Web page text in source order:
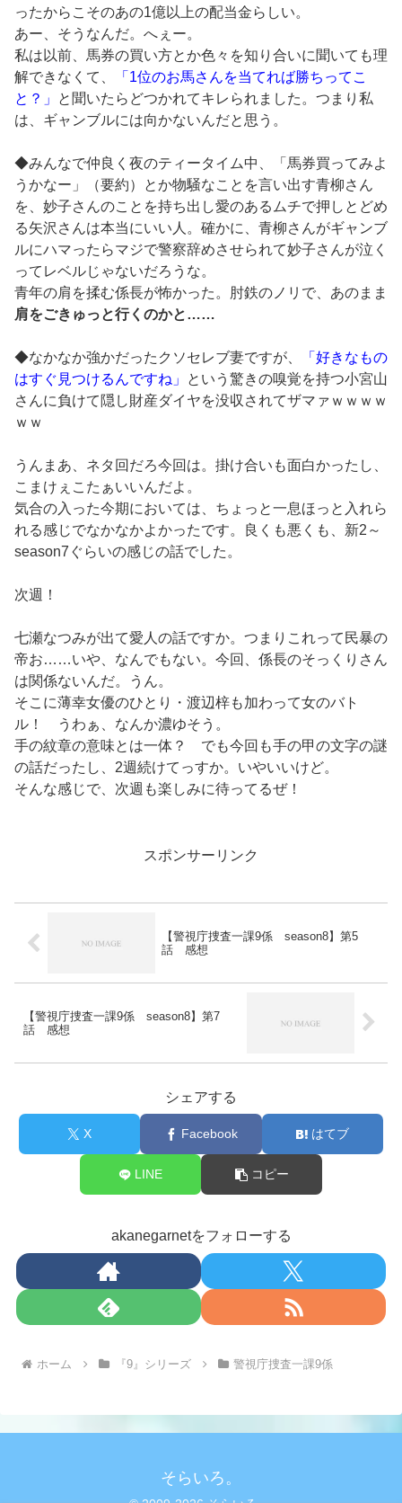
ったからこそのあの1億以上の配当金らしい。
あー、そうなんだ。へぇー。
私は以前、馬券の買い方とか色々を知り合いに聞いても理
解できなくて、
「1位のお馬さんを当てれば勝ちってこ
と？」
と聞いたらどつかれてキレられました。つまり私
は、ギャンブルには向かないんだと思う。
◆みんなで仲良く夜のティータイム中、「馬券買ってみよ
うかなー」（要約）とか物騒なことを言い出す青柳さん
を、妙子さんのことを持ち出し愛のあるムチで押しとどめ
る矢沢さんは本当にいい人。確かに、青柳さんがギャンブ
ルにハマったらマジで警察辞めさせられて妙子さんが泣く
ってレベルじゃないだろうな。
青年の肩を揉む係長が怖かった。肘鉄のノリで、あのまま
肩をごきゅっと行くのかと……
◆なかなか強かだったクソセレブ妻ですが、
「好きなもの
はすぐ見つけるんですね」
という驚きの嗅覚を持つ小宮山
さんに負けて隠し財産ダイヤを没収されてザマァｗｗｗｗ
ｗｗ
うんまあ、ネタ回だろ今回は。掛け合いも面白かったし、
こまけぇこたぁいいんだよ。
気合の入った今期においては、ちょっと一息ほっと入れら
れる感じでなかなかよかったです。良くも悪くも、新2～
season7ぐらいの感じの話でした。
次週！
七瀬なつみが出て愛人の話ですか。つまりこれって民暴の
帝お……いや、なんでもない。今回、係長のそっくりさん
は関係ないんだ。うん。
そこに薄幸女優のひとり・渡辺梓も加わって女のバト
ル！ うわぁ、なんか濃ゆそう。
手の紋章の意味とは一体？ でも今回も手の甲の文字の謎
の話だったし、2週続けてっすか。いやいいけど。
そんな感じで、次週も楽しみに待ってるぜ！
スポンサーリンク
【警視庁捜査一課9係 season8】第5
話 感想
【警視庁捜査一課9係 season8】第7
話 感想
シェアする
X Facebook はてブ
LINE コピー
akanegarnetをフォローする
ホーム 『9』シリーズ 警視庁捜査一課9係
そらいろ。